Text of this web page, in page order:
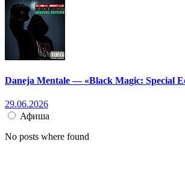
Daneja Mentale — «Black Magic: Special
29.06.2026
Афиша
No posts where found